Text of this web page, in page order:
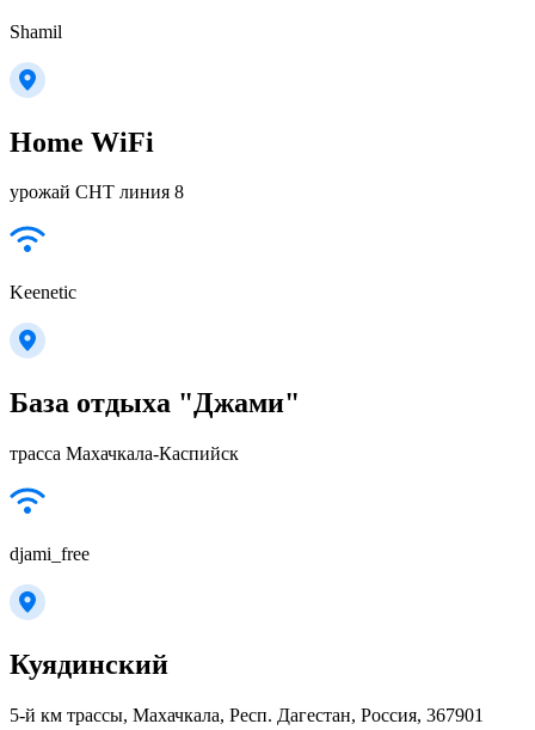
Shamil
Home WiFi
урожай СНТ линия 8
Keenetic
База отдыха "Джами"
трасса Махачкала-Каспийск
djami_free
Куядинский
5-й км трассы, Махачкала, Респ. Дагестан, Россия, 367901